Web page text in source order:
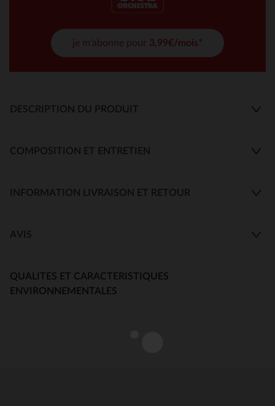
je m'abonne pour 3,99€/mois*
DESCRIPTION DU PRODUIT
COMPOSITION ET ENTRETIEN
INFORMATION LIVRAISON ET RETOUR
AVIS
QUALITES ET CARACTERISTIQUES
ENVIRONNEMENTALES